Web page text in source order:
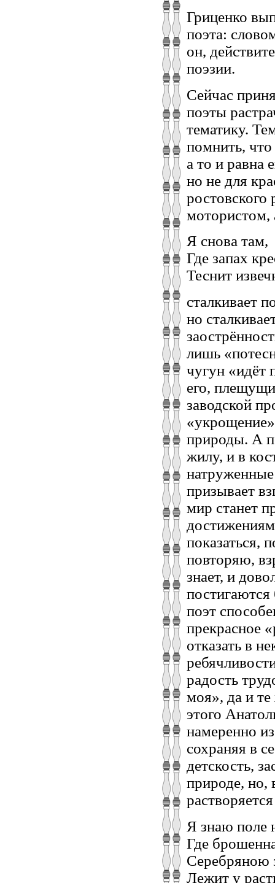
Гриценко
поэта:
он,
поэзии.
Сейчас
поэты
тематику.
помнить,
а то и равна
но не для
мотористом,
Я снова там,
Где запах
Теснит
сталкивает
но
лишь
чугун «идёт
его,
заводской
природы. А
жилу, и в
призывает
мир станет
показаться,
повторяю,
знает, и
поэт
прекрасное
отказать в
радость
моя», да и
этого
намеренно
сохраняя в
детскость,
природе, но,
Я знаю поле
Где
Серебряною
Лежит у